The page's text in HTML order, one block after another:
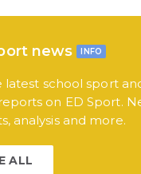
news INFO
latest school sport
on ED Sport.
analysis and more.
ALL